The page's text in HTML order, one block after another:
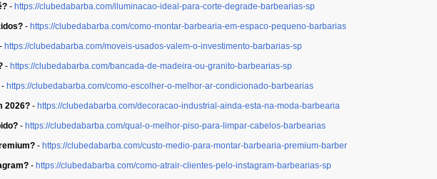
- https://clubedabarba.com/iluminacao-ideal-para-corte-degrade-barbearias-sp
- https://clubedabarba.com/como-montar-barbearia-em-espaco-pequeno-barbarias
- https://clubedabarba.com/moveis-usados-valem-o-investimento-barbarias-sp
- https://clubedabarba.com/bancada-de-madeira-ou-granito-barbearias-sp
- https://clubedabarba.com/como-escolher-o-melhor-ar-condicionado-barbearias
2026? - https://clubedabarba.com/decoracao-industrial-ainda-esta-na-moda-barbearia
- https://clubedabarba.com/qual-o-melhor-piso-para-limpar-cabelos-barbearias
- https://clubedabarba.com/custo-medio-para-montar-barbearia-premium-barber
- https://clubedabarba.com/como-atrair-clientes-pelo-instagram-barbearias-sp